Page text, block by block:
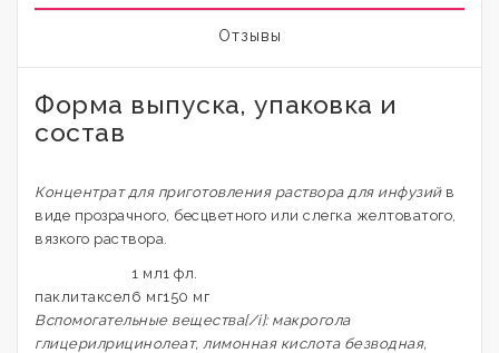
Отзывы
Форма выпуска, упаковка и
состав
Концентрат для приготовления раствора для инфузийв
виде прозрачного, бесцветного или слегка желтоватого,
вязкого раствора.
1 мл1 фл.
паклитаксел 6 мг150 мг
Вспомогательные вещества[/i]: макрогола
глицерилрицинолеат, лимонная кислота безводная,